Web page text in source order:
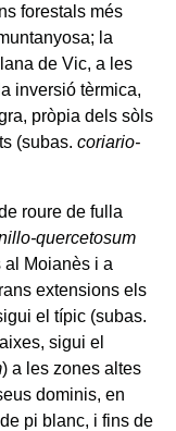
forestals més
la
de Vic, a les
inversió tèrmica,
pròpia dels sòls
(subas. coriario-
roure de fulla
quercetosum
al Moianès i a
extensions els
el típic (subas.
sigui el
) a les zones altes
dominis, en
pi blanc, i fins de